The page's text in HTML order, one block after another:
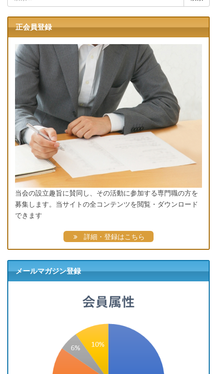
索:
正会員登録
当会の設立趣旨に賛同し、その活動に参加する専門職の方を
募集します。当サイトの全コンテンツを閲覧・ダウンロード
できます
詳細・登録はこちら
メールマガジン登録